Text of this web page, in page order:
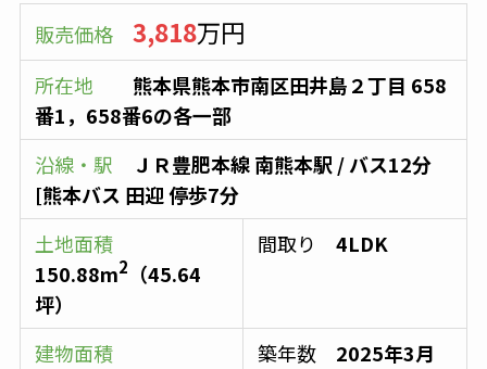
販売価格 3,818万円
所在地
熊本県熊本市南区田井島２丁目 658
番1，658番6の各一部
沿線・駅 ＪＲ豊肥本線南熊本駅 / バス12分
[熊本バス 田迎 停歩7分
土地面積
150.88m2 （45.64
坪）
間取り4LDK
建物面積
築年数 2025年3月